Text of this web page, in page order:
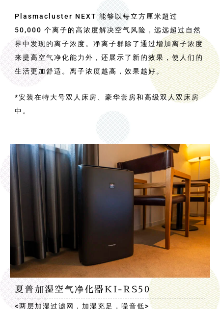
Plasmacluster NEXT 能够以每立方厘米超过
50,000 个离子的高浓度解决空气风险，远远超过自然
界中发现的离子浓度。净离子群除了通过增加离子浓度
来提高空气净化能力外，还展示了新的效果，使人们的
生活更加舒适。离子浓度越高，效果越好。
*安装在特大号双人床房、豪华套房和高级双人双床房
中。
夏普加湿空气净化器KI-RS50
<两层加湿过滤网，加湿充足，噪音低>